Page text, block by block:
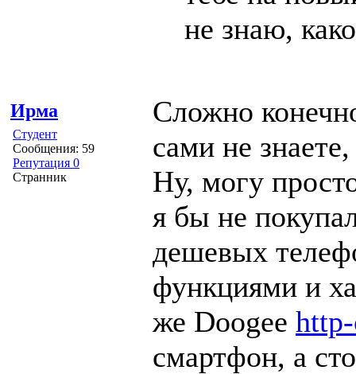
Ирма
Студент
Сообщения: 59
Репутация 0
Странник
не знаю,
Сложно
сами не
Ну, могу
я бы не
дешевых
функциями и
же Doogee
смартфон, а